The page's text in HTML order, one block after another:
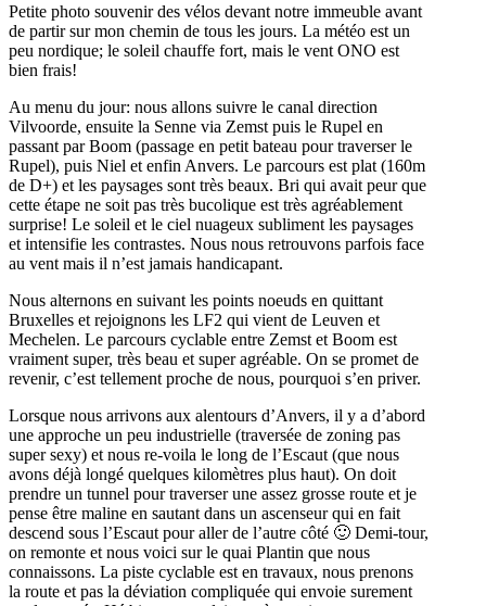
Petite photo souvenir des vélos devant notre immeuble avant
de partir sur mon chemin de tous les jours. La météo est un
peu nordique; le soleil chauffe fort, mais le vent ONO est
bien frais!
Au menu du jour: nous allons suivre le canal direction
Vilvoorde, ensuite la Senne via Zemst puis le Rupel en
passant par Boom (passage en petit bateau pour traverser le
Rupel), puis Niel et enfin Anvers. Le parcours est plat (160m
de D+) et les paysages sont très beaux. Bri qui avait peur que
cette étape ne soit pas très bucolique est très agréablement
surprise! Le soleil et le ciel nuageux subliment les paysages
et intensifie les contrastes. Nous nous retrouvons parfois face
au vent mais il n’est jamais handicapant.
Nous alternons en suivant les points noeuds en quittant
Bruxelles et rejoignons les LF2 qui vient de Leuven et
Mechelen. Le parcours cyclable entre Zemst et Boom est
vraiment super, très beau et super agréable. On se promet de
revenir, c’est tellement proche de nous, pourquoi s’en priver.
Lorsque nous arrivons aux alentours d’Anvers, il y a d’abord
une approche un peu industrielle (traversée de zoning pas
super sexy) et nous re-voila le long de l’Escaut (que nous
avons déjà longé quelques kilomètres plus haut). On doit
prendre un tunnel pour traverser une assez grosse route et je
pense être maline en sautant dans un ascenseur qui en fait
descend sous l’Escaut pour aller de l’autre côté 🙂 Demi-tour,
on remonte et nous voici sur le quai Plantin que nous
connaissons. La piste cyclable est en travaux, nous prenons
la route et pas la déviation compliquée qui envoie surement